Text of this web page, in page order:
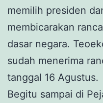
memilih presiden
membicarakan
dasar negara.
sudah menerima
tanggal 16 Agustus.
Begitu sampai di